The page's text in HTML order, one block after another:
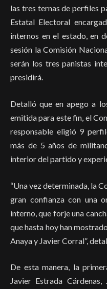
las tres ternas de perfiles
Estatal Electoral
internos en el estado, en
sesión la Comisión
serán los tres panistas
presidirá.
Detalló que en apego a
emitida para este fin, el
responsable eligió 9
más de 5 años de
interior del partido y
“Una vez determinada, la
gran confianza con una
interno, que forje una
que hasta hoy han
Anaya y Javier Corral”,
De esta manera, la
Javier Estrada